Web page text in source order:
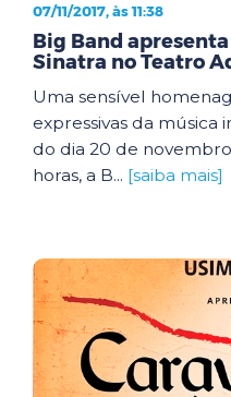
07/11/2017, às 11:38
Big Band
Sinatra no Teatro
Uma sensível
expressivas da música
do dia 20 de
horas, a B... [saiba mais]